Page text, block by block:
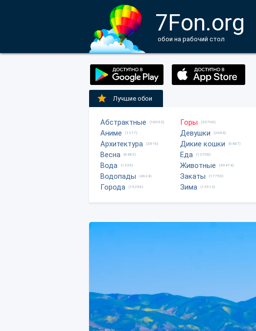
7Fon.org
обои на рабочий стол
Лучшие обои
Абстрактные (18053)
Аниме (1217)
Архитектура (2816)
Весна (6482)
Вода (1335)
Водопады (4624)
Города (15296)
Горы (20706)
Девушки (2684)
Дикие кошки (6487)
Еда (13708)
Животные (49474)
Закаты (17750)
Зима (13513)